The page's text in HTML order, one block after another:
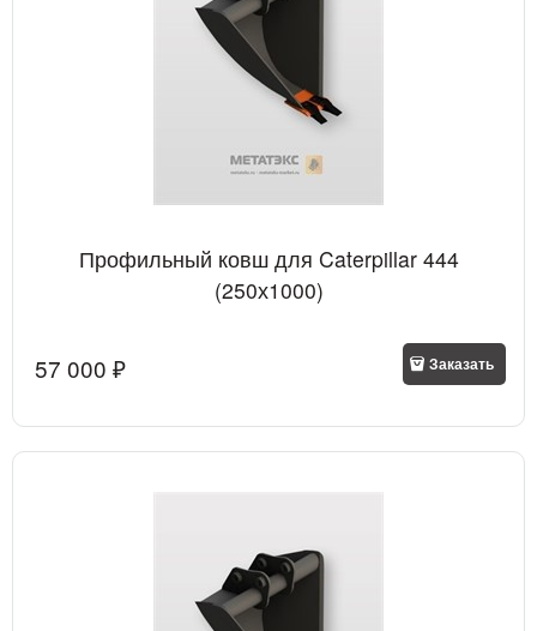
Профильный ковш для Caterpillar 444
(250х1000)
57 000 ₽ Заказать